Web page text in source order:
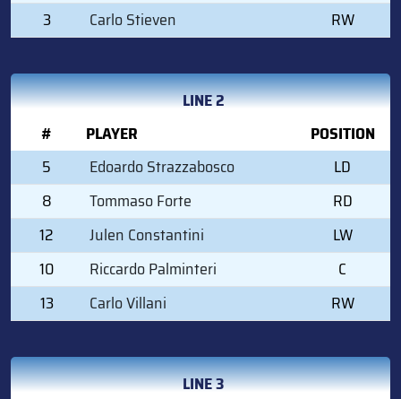
3
Carlo Stieven RW
LINE 2
#
PLAYER
POSITION
5
Edoardo Strazzabosco
LD
8
Tommaso Forte
RD
12
Julen Constantini
LW
10
Riccardo Palminteri
C
13
Carlo Villani RW
LINE 3